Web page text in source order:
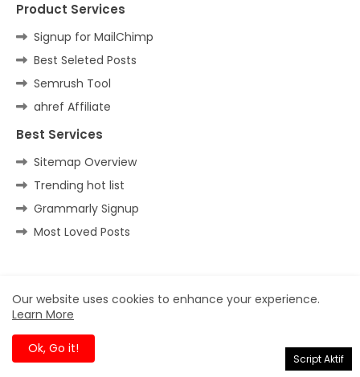
Product Services
Signup for MailChimp
Best Seleted Posts
Semrush Tool
ahref Affiliate
Best Services
Sitemap Overview
Trending hot list
Grammarly Signup
Most Loved Posts
Home Contact us Privacy Policy
Our website uses cookies to enhance your experience.
Learn More
Ok, Go it!
Script Aktif